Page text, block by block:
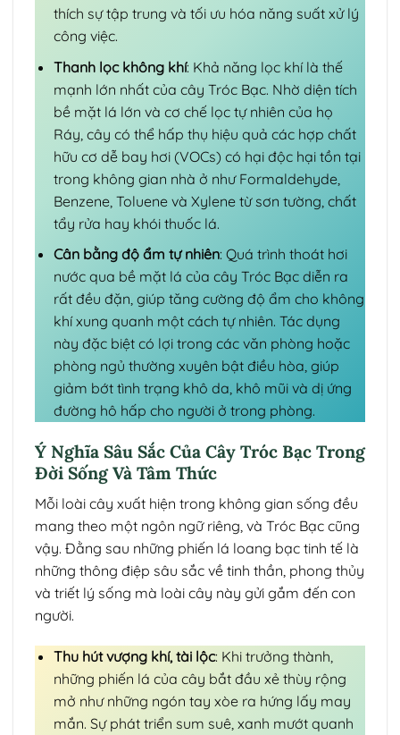
thích sự tập trung và tối ưu hóa năng suất xử lý
công việc.
Thanh lọc không khí: Khả năng lọc khí là thế
mạnh lớn nhất của cây Tróc Bạc. Nhờ diện tích
bề mặt lá lớn và cơ chế lọc tự nhiên của họ
Ráy, cây có thể hấp thụ hiệu quả các hợp chất
hữu cơ dễ bay hơi (VOCs) có hại độc hại tồn tại
trong không gian nhà ở như Formaldehyde,
Benzene, Toluene và Xylene từ sơn tường, chất
tẩy rửa hay khói thuốc lá.
Cân bằng độ ẩm tự nhiên: Quá trình thoát hơi
nước qua bề mặt lá của cây Tróc Bạc diễn ra
rất đều đặn, giúp tăng cường độ ẩm cho không
khí xung quanh một cách tự nhiên. Tác dụng
này đặc biệt có lợi trong các văn phòng hoặc
phòng ngủ thường xuyên bật điều hòa, giúp
giảm bớt tình trạng khô da, khô mũi và dị ứng
đường hô hấp cho người ở trong phòng.
Ý Nghĩa Sâu Sắc Của Cây Tróc Bạc Trong
Đời Sống Và Tâm Thức
Mỗi loài cây xuất hiện trong không gian sống đều
mang theo một ngôn ngữ riêng, và Tróc Bạc cũng
vậy. Đằng sau những phiến lá loang bạc tinh tế là
những thông điệp sâu sắc về tinh thần, phong thủy
và triết lý sống mà loài cây này gửi gắm đến con
người.
Thu hút vượng khí, tài lộc: Khi trưởng thành,
những phiến lá của cây bắt đầu xẻ thùy rộng
mở như những ngón tay xòe ra hứng lấy may
mắn. Sự phát triển sum suê, xanh mướt quanh